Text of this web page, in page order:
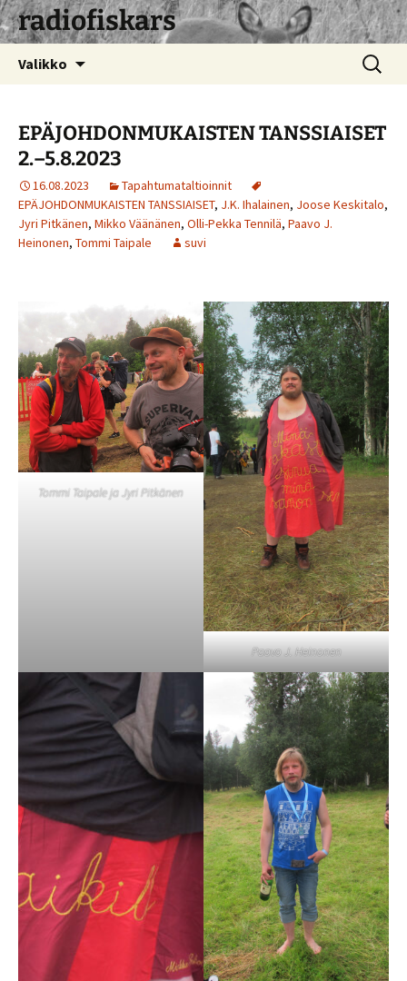
radiofiskars
Valikko Haku:
EPÄJOHDONMUKAISTEN TANSSIAISET
2.–5.8.2023
16.08.2023
Tapahtumataltioinnit
EPÄJOHDONMUKAISTEN TANSSIAISET, J.K. Ihalainen, Joose Keskitalo,
Jyri Pitkänen, Mikko Väänänen, Olli-Pekka Tennilä, Paavo J.
Heinonen, Tommi Taipale suvi
Tommi Taipale ja Jyri Pitkänen
Paavo J. Heinonen